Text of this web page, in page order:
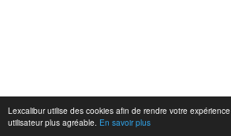
Lexcalibur utilise des cookies afin de rendre votre expérience
utilisateur plus agréable. En savoir plus